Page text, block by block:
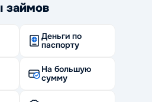
займов
Деньги по
паспорту
На большую
сумму